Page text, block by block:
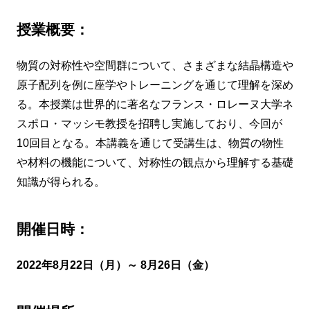
授業概要：
物質の対称性や空間群について、さまざまな結晶構造や
原子配列を例に座学やトレーニングを通じて理解を深め
る。本授業は世界的に著名なフランス・ロレーヌ大学ネ
スポロ・マッシモ教授を招聘し実施しており、今回が
10回目となる。本講義を通じて受講生は、物質の物性
や材料の機能について、対称性の観点から理解する基礎
知識が得られる。
開催日時：
2022年8月22日（月）～ 8月26日（金）